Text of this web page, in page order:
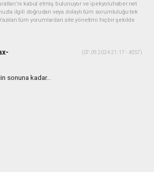
kabul etmiş bulunuyor ve ipekyoluhaber.net
ilgili doğrudan veya dolaylı tüm sorumluluğu tek
tüm yorumlardan site yönetimi hiçbir şekilde
(07.09.2024 21:17 - #257)
sonuna kadar...